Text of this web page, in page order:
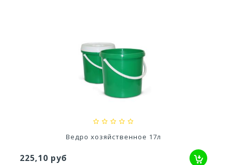
Кашпо Грация прайм (1,3л) Цв. Антрацит...
Ведро хозяйственное 17л
225,10 руб